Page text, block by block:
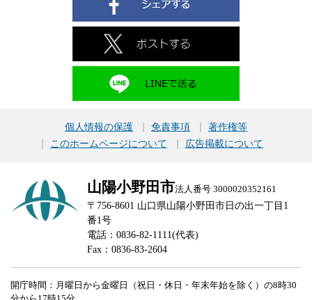
個人情報の保護 免責事項
著作権等
このホームページについて
広告掲載について
山陽小野田市法人番号 3000020352161
〒756-8601 山口県山陽小野田市日の出一丁目1
番1号
電話：0836-82-1111(代表)
Fax：0836-83-2604
開庁時間：月曜日から金曜日（祝日・休日・年末年始を除く）の8時30